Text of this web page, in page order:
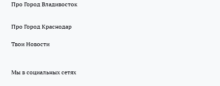
Про Город Владивосток
Про Город Краснодар
Твои Новости
Мы в социальных сетях